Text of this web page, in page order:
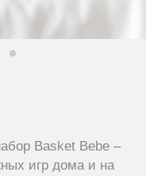
Basket Bebe –
игр дома и на